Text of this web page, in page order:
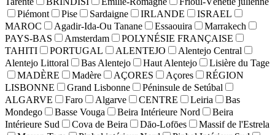
Piémont
Pise Sardaigne IRLANDE
ISRAEL
MAROC
Agadir-Ida-Ou Tanane Essaouira
Marrakech
PAYS-BAS
Amsterdam
POLYNÉSIE FRANÇAISE
TAHITI
PORTUGAL ALENTEJO
Alentejo Central
Alentejo Littoral
Bas Alentejo Haut Alentejo
Lisière du Tage
MADÈRE
Madère AÇORES Açores
RÉGION
LISBONNE
Grand Lisbonne
Péninsule de Setúbal
ALGARVE
Faro Algarve CENTRE Leiria
Bas
Mondego
Basse Vouga Beira Intérieure Nord
Beira
Intérieure Sud
Cova de Beira Dāo-Lofōes
Massif de l'Estrela